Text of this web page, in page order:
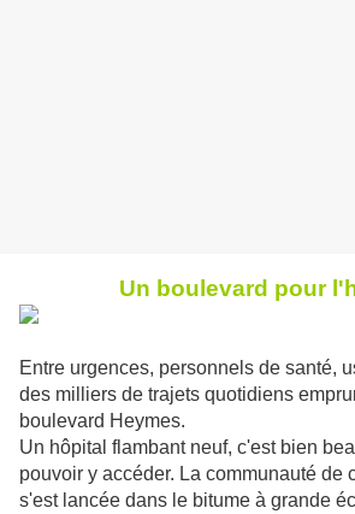
Un boulevard pour
Entre urgences, personnels de santé,
des milliers de trajets quotidiens
boulevard Heymes.
Un hôpital flambant neuf, c'est bien
pouvoir y accéder. La communauté de
s'est lancée dans le bitume à grande